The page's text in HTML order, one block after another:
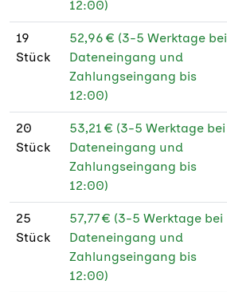
12:00)
19
Stück
52,96 € (3-5 Werktage bei
Dateneingang und
Zahlungseingang bis
12:00)
20
Stück
53,21 € (3-5 Werktage bei
Dateneingang und
Zahlungseingang bis
12:00)
25
Stück
57,77 € (3-5 Werktage bei
Dateneingang und
Zahlungseingang bis
12:00)